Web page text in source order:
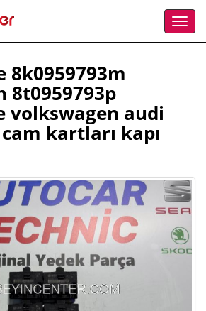
8k0959793m
8t0959793p
volkswagen audi
kartları kapı